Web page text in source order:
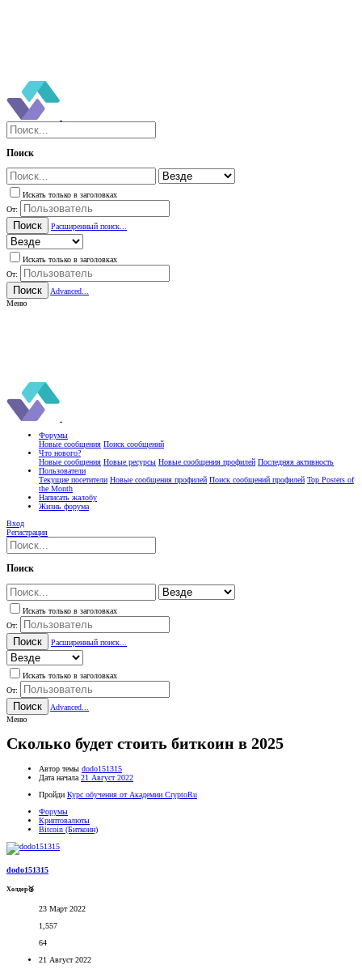
Поиск
Искать только в заголовках
От:
Поиск Расширенный поиск...
Искать только в заголовках
От:
Поиск
Advanced...
Меню
Форумы
Новые сообщения Поиск сообщений
Что нового?
Новые сообщения Новые ресурсы Новые сообщения профилей Последняя активность
Пользователи
Текущие посетители Новые сообщения профилей Поиск сообщений профилей Top Posters of
the Month
Написать жалобу
Жизнь форума
Вход
Регистрация
Поиск
Искать только в заголовках
От:
Поиск Расширенный поиск...
Искать только в заголовках
От:
Поиск
Advanced...
Меню
Сколько будет стоить биткоин в 2025
Автор темы dodo151315
Дата начала 21 Август 2022
Пройди Курс обучения от Академии CryptoRu
Форумы
Криптовалюты
Bitcoin (Биткоин)
dodo151315
Холдер🥉
23 Март 2022
1,557
64
21 Август 2022